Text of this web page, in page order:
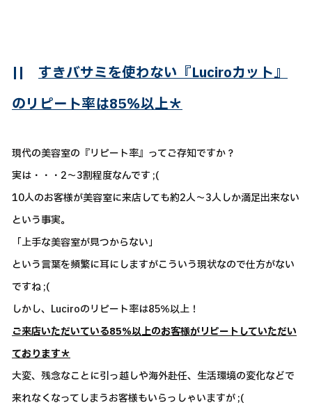
|| すきバサミを使わない『Luciroカット』
のリピート率は85％以上＊
現代の美容室の『リピート率』ってご存知ですか？
実は・・・2～3割程度なんです ;(
10人のお客様が美容室に来店しても約2人～3人しか満足出来ない
という事実。
「上手な美容室が見つからない」
という言葉を頻繁に耳にしますがこういう現状なので仕方がない
ですね ;(
しかし、Luciroのリピート率は85％以上！
ご来店いただいている85％以上のお客様がリピートしていただい
ております＊
大変、残念なことに引っ越しや海外赴任、生活環境の変化などで
来れなくなってしまうお客様もいらっしゃいますが ;(